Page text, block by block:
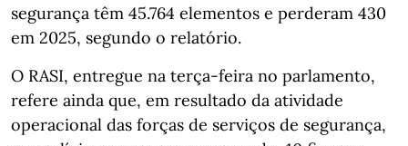
segurança têm 45.764 elementos e perderam 430
em 2025, segundo o relatório.
O RASI, entregue na terça-feira no parlamento,
refere ainda que, em resultado da atividade
operacional das forças de serviços de segurança,